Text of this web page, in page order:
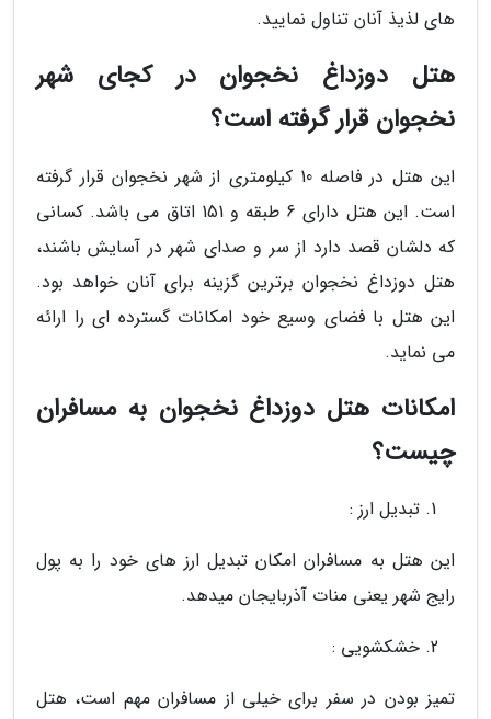
های لذیذ آنان تناول نمایید.
هتل دوزداغ نخجوان در کجای شهر
نخجوان قرار گرفته است؟
این هتل در فاصله 10 کیلومتری از شهر نخجوان قرار گرفته
است. این هتل دارای 6 طبقه و 151 اتاق می باشد. کسانی
که دلشان قصد دارد از سر و صدای شهر در آسایش باشند،
هتل دوزداغ نخجوان برترین گزینه برای آنان خواهد بود.
این هتل با فضای وسیع خود امکانات گسترده ای را ارائه
می نماید.
امکانات هتل دوزداغ نخجوان به مسافران
چیست؟
تبدیل ارز :
این هتل به مسافران امکان تبدیل ارز های خود را به پول
رایج شهر یعنی منات آذربایجان میدهد.
خشکشویی :
تمیز بودن در سفر برای خیلی از مسافران مهم است، هتل